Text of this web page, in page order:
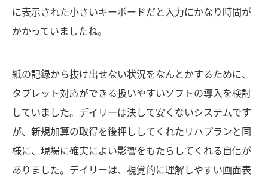
に表示された小さいキーボードだと入力にかなり時間が
かかっていましたね。
紙の記録から抜け出せない状況をなんとかするために、
タブレット対応ができる扱いやすいソフトの導入を検討
していました。デイリーは決して安くないシステムです
が、新規加算の取得を後押ししてくれたリハプランと同
様に、現場に確実によい影響をもたらしてくれる自信が
ありました。デイリーは、視覚的に理解しやすい画面表